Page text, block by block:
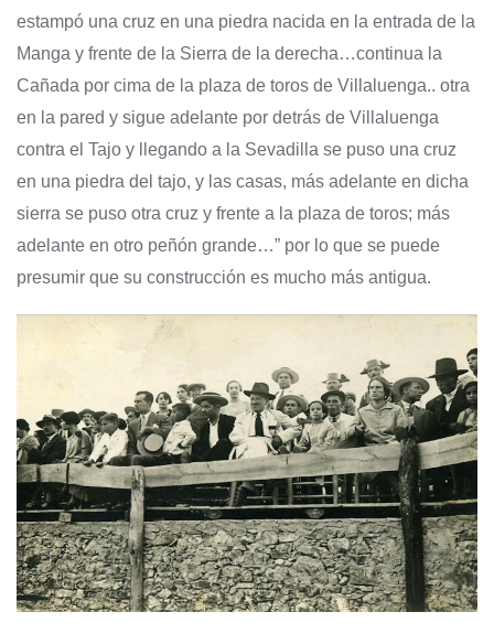
estampó una cruz en una piedra nacida en la entrada de la
Manga y frente de la Sierra de la derecha…continua la
Cañada por cima de la plaza de toros de Villaluenga.. otra
en la pared y sigue adelante por detrás de Villaluenga
contra el Tajo y llegando a la Sevadilla se puso una cruz
en una piedra del tajo, y las casas, más adelante en dicha
sierra se puso otra cruz y frente a la plaza de toros; más
adelante en otro peñón grande…” por lo que se puede
presumir que su construcción es mucho más antigua.